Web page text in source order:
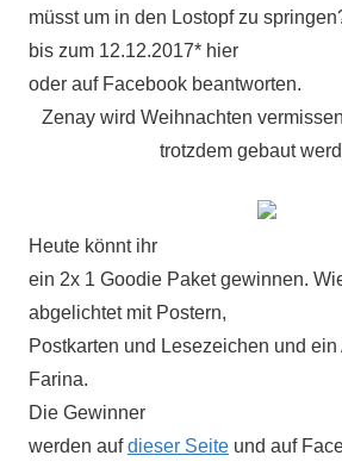
müsst um in den Lostopf zu
bis zum 12.12.2017* hier
oder auf Facebook beantworten.
Zenay wird Weihnachten
trotzdem gebaut
Heute könnt ihr
ein 2x 1 Goodie Paket gewinnen.
abgelichtet mit Postern,
Postkarten und Lesezeichen und ein
Farina.
Die Gewinner
werden aufdieser Seite und auf